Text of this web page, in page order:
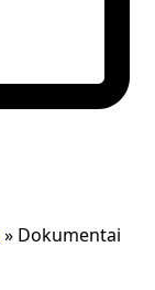
» Dokumentai